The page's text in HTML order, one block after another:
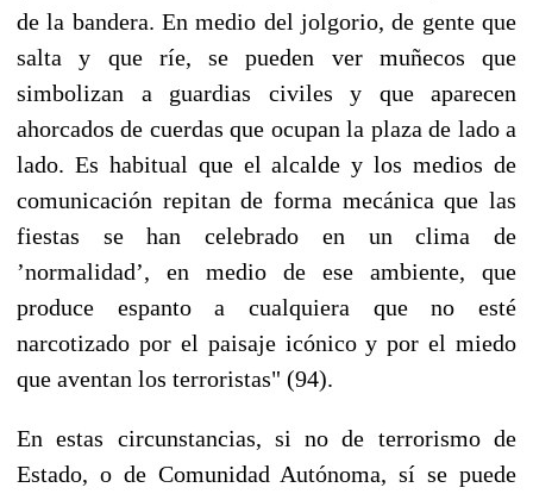
de la bandera. En medio del jolgorio, de gente que
salta y que ríe, se pueden ver muñecos que
simbolizan a guardias civiles y que aparecen
ahorcados de cuerdas que ocupan la plaza de lado a
lado. Es habitual que el alcalde y los medios de
comunicación repitan de forma mecánica que las
fiestas se han celebrado en un clima de
’normalidad’, en medio de ese ambiente, que
produce espanto a cualquiera que no esté
narcotizado por el paisaje icónico y por el miedo
que aventan los terroristas" (94).
En estas circunstancias, si no de terrorismo de
Estado, o de Comunidad Autónoma, sí se puede